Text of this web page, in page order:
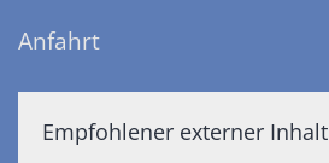
Anfahrt
Empfohlener externer Inhalt